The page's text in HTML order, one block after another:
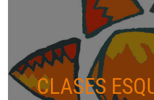
CLASES